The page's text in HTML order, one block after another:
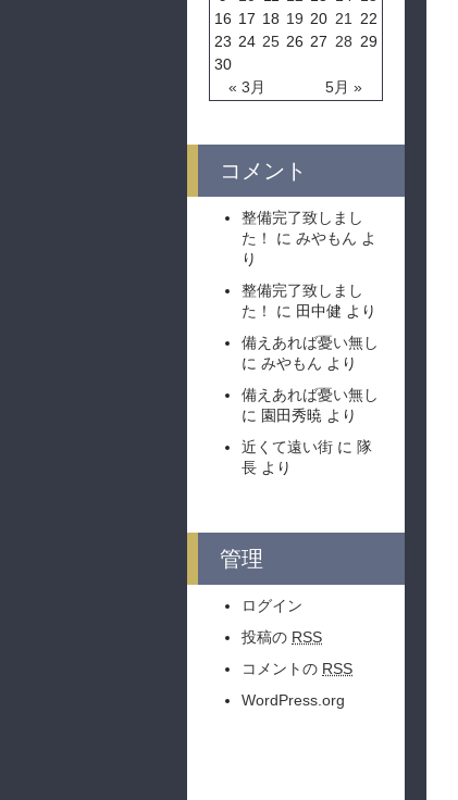
« 3月 5月 »
16 17 18 19 20 21
22
23 24 25 26 27 28 29
30
コメント
整備完了致しまし
た！
に みやもん よ
り
整備完了致しまし
た！
に 田中健 より
備えあれば憂い無し
に みやもん より
備えあれば憂い無し
に 園田秀暁 より
近くて遠い街 に 隊
長 より
管理
ログイン
投稿の RSS
コメントの RSS
WordPress.org